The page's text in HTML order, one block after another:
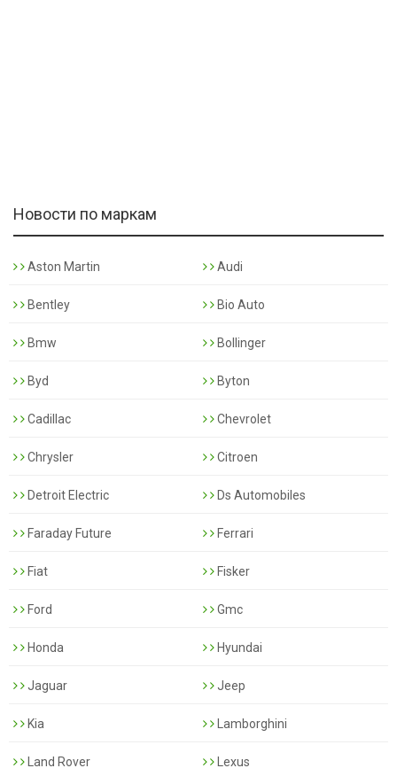
Новости по маркам
Aston Martin Audi
Bentley Bio Auto
Bmw Bollinger
Byd Byton
Cadillac Chevrolet
Chrysler Citroen
Detroit Electric Ds Automobiles
Faraday Future Ferrari
Fiat Fisker
Ford Gmc
Honda Hyundai
Jaguar Jeep
Kia Lamborghini
Land Rover Lexus